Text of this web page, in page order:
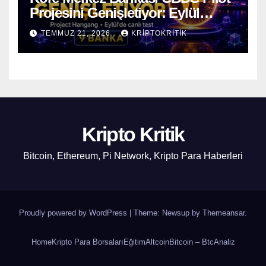
Projesini Genişletiyor: Eylül
Ayında Gerçek Transferler
Başlıyor
TEMMUZ 21, 2026 KRIPTOKRITIK
Kripto Kritik
Bitcoin, Ethereum, Pi Network, Kripto Para Haberleri
Proudly powered by WordPress Theme: Newsup by Themeansar.
HomeKripto Para BorsalarıEğitimAltcoinBitcoin – BtcAnaliz